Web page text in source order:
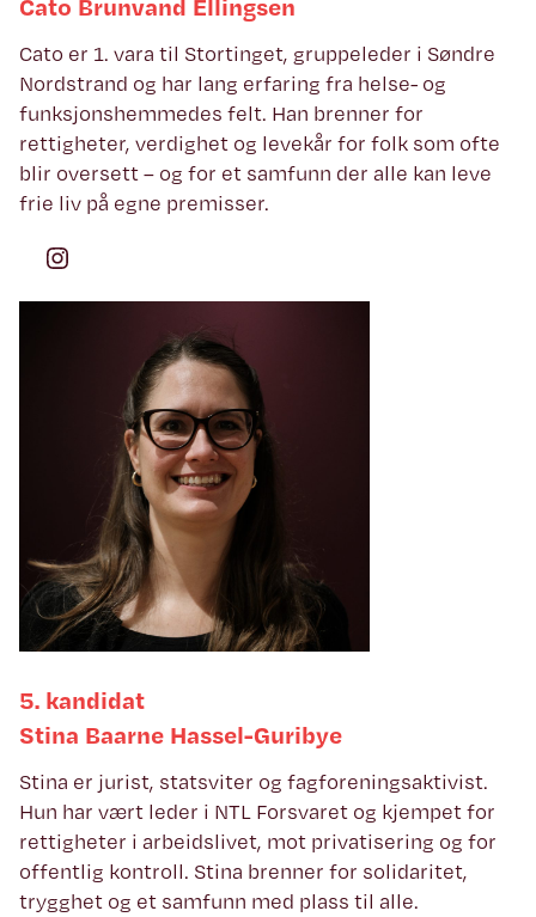
Cato Brunvand Ellingsen
Cato er 1. vara til Stortinget, gruppeleder i Søndre
Nordstrand og har lang erfaring fra helse- og
funksjonshemmedes felt. Han brenner for
rettigheter, verdighet og levekår for folk som ofte
blir oversett – og for et samfunn der alle kan leve
frie liv på egne premisser.
Instagram
5. kandidat
Stina Baarne Hassel-Guribye
Stina er jurist, statsviter og fagforeningsaktivist.
Hun har vært leder i NTL Forsvaret og kjempet for
rettigheter i arbeidslivet, mot privatisering og for
offentlig kontroll. Stina brenner for solidaritet,
trygghet og et samfunn med plass til alle.